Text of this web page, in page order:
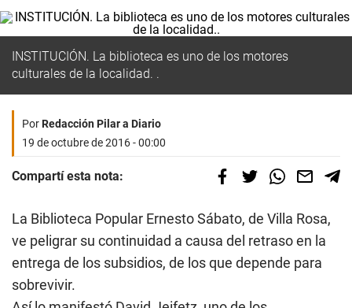
INSTITUCIÓN. La biblioteca es uno de los motores
culturales de la localidad. .
PorRedacción Pilar a Diario
19 de octubre de 2016 - 00:00
Compartí esta nota:
La Biblioteca Popular Ernesto Sábato, de Villa Rosa,
ve peligrar su continuidad a causa del retraso en la
entrega de los subsidios, de los que depende para
sobrevivir.